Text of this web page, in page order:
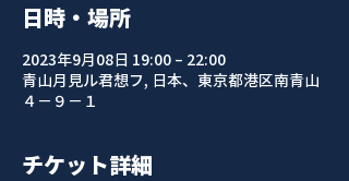
日時・場所
2023年9月08日 19:00 – 22:00
青山月見ル君想フ, 日本、東京都港区南青山
４−９−１
チケット詳細